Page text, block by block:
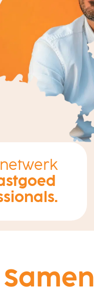
Samen